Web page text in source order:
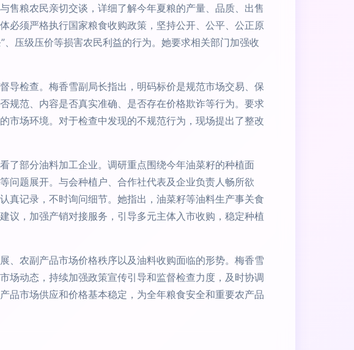
售粮农民亲切交谈，详细了解今年夏粮的产量、品质、出售
必须严格执行国家粮食收购政策，坚持公开、公平、公正原
压级压价等损害农民利益的行为。她要求相关部门加强收
导检查。梅香雪副局长指出，明码标价是规范市场交易、保
规范、内容是否真实准确、是否存在价格欺诈等行为。要求
市场环境。对于检查中发现的不规范行为，现场提出了整改
了部分油料加工企业。调研重点围绕今年油菜籽的种植面
问题展开。与会种植户、合作社代表及企业负责人畅所欲
真记录，不时询问细节。她指出，油菜籽等油料生产事关食
议，加强产销对接服务，引导多元主体入市收购，稳定种植
、农副产品市场价格秩序以及油料收购面临的形势。梅香雪
场动态，持续加强政策宣传引导和监督检查力度，及时协调
品市场供应和价格基本稳定，为全年粮食安全和重要农产品